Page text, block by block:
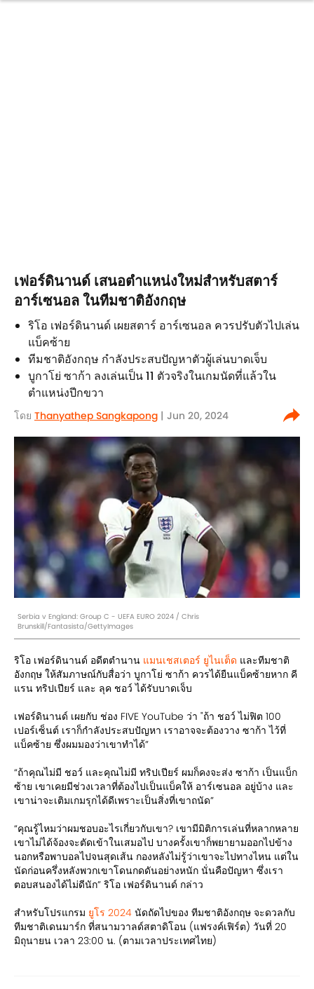
เฟอร์ดินานด์ เสนอตำแหน่งใหม่สำหรับสตาร์
อาร์เซนอล ในทีมชาติอังกฤษ
ริโอ เฟอร์ดินานด์ เผยสตาร์ อาร์เซนอล ควรปรับตัวไปเล่น
แบ็คซ้าย
ทีมชาติอังกฤษ กำลังประสบปัญหาตัวผู้เล่นบาดเจ็บ
บูกาโย่ ซาก้า ลงเล่นเป็น 11 ตัวจริงในเกมนัดที่แล้วใน
ตำแหน่งปีกขวา
โดย Thanyathep Sangkapong | Jun 20, 2024
Serbia v England: Group C - UEFA EURO 2024 / Chris
Brunskill/Fantasista/GettyImages
ริโอ เฟอร์ดินานด์ อดีตตำนาน แมนเชสเตอร์ ยูไนเต็ด และทีมชาติ
อังกฤษ ให้สัมภาษณ์กับสื่อว่า บูกาโย่ ซาก้า ควรได้ยืนแบ็คซ้ายหาก คี
แรน ทริปเปียร์ และ ลุค ชอว์ ได้รับบาดเจ็บ
เฟอร์ดินานด์ เผยกับ ช่อง FIVE YouTube ว่า "ถ้า ชอว์ ไม่ฟิต 100
เปอร์เซ็นต์ เราก็กำลังประสบปัญหา เราอาจจะต้องวาง ซาก้า ไว้ที่
แบ็คซ้าย ซึ่งผมมองว่าเขาทำได้”
“ถ้าคุณไม่มี ชอว์ และคุณไม่มี ทริปเปียร์ ผมก็คงจะส่ง ซาก้า เป็นแบ็ก
ซ้าย เขาเคยมีช่วงเวลาที่ต้องไปเป็นแบ็คให้ อาร์เซนอล อยู่บ้าง และ
เขาน่าจะเติมเกมรุกได้ดีเพราะเป็นสิ่งที่เขาถนัด”
“คุณรู้ไหมว่าผมชอบอะไรเกี่ยวกับเขา? เขามีมิติการเล่นที่หลากหลาย
เขาไม่ได้จ้องจะตัดเข้าในเสมอไป บางครั้งเขาก็พยายามออกไปข้าง
นอกหรือพาบอลไปจนสุดเส้น กองหลังไม่รู้ว่าเขาจะไปทางไหน แต่ใน
นัดก่อนครึ่งหลังพวกเขาโดนกดดันอย่างหนัก นั่นคือปัญหา ซึ่งเรา
ตอบสนองได้ไม่ดีนัก” ริโอ เฟอร์ดินานด์ กล่าว
สำหรับโปรแกรม ยูโร 2024 นัดถัดไปของ ทีมชาติอังกฤษ จะดวลกับ
ทีมชาติเดนมาร์ก ที่สนามวาลด์สตาดิโอน (แฟรงค์เฟิร์ต) วันที่ 20
มิถุนายน เวลา 23:00 น. (ตามเวลาประเทศไทย)